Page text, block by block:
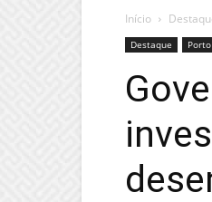
Início
Destaque